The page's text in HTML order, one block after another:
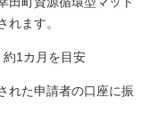
れます。
1カ月を目安
れた申請者の口座に振